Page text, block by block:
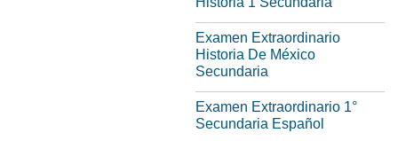
Examen Extraordinario
Historia De México
Secundaria
Examen Extraordinario 1°
Secundaria Español